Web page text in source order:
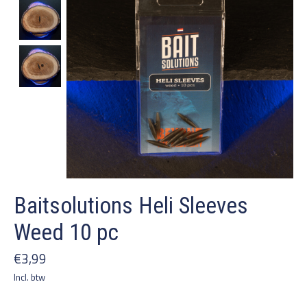
Baitsolutions Heli Sleeves
Weed 10 pc
€3,99
Incl. btw